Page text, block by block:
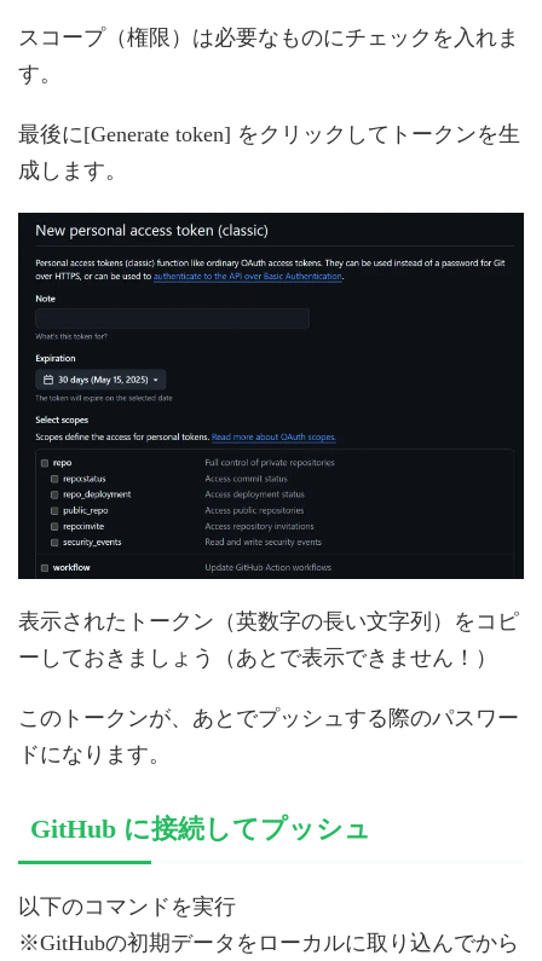
スコープ（権限）は必要なものにチェックを入れま
す。
最後に[Generate token] をクリックしてトークンを生
成します。
表示されたトークン（英数字の長い文字列）をコピ
ーしておきましょう（あとで表示できません！）
このトークンが、あとでプッシュする際のパスワー
ドになります。
GitHub に接続してプッシュ
以下のコマンドを実行
※GitHubの初期データをローカルに取り込んでから